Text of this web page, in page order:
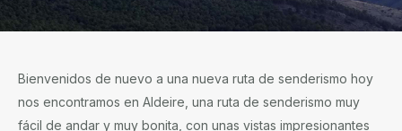
Bienvenidos de nuevo a una nueva ruta de senderismo hoy
nos encontramos en Aldeire, una ruta de senderismo muy
fácil de andar y muy bonita, con unas vistas impresionantes